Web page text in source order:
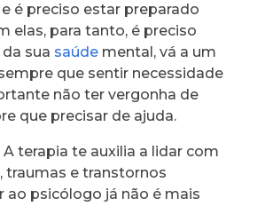
é preciso estar preparado
elas, para tanto, é preciso
sua saúdemental, vá a um
que sentir necessidade
não ter vergonha de
que precisar de ajuda.
A terapia te auxilia a lidar com
traumas e transtornos
ao psicólogo já não é mais